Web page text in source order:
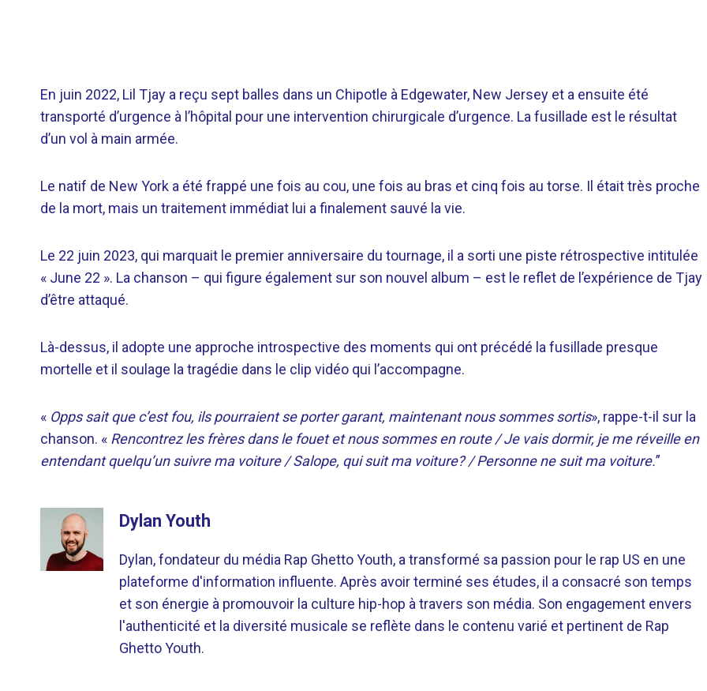
En juin 2022, Lil Tjay a reçu sept balles dans un Chipotle à Edgewater, New Jersey et a ensuite été
transporté d’urgence à l’hôpital pour une intervention chirurgicale d’urgence. La fusillade est le résultat
d’un vol à main armée.
Le natif de New York a été frappé une fois au cou, une fois au bras et cinq fois au torse. Il était très proche
de la mort, mais un traitement immédiat lui a finalement sauvé la vie.
Le 22 juin 2023, qui marquait le premier anniversaire du tournage, il a sorti une piste rétrospective intitulée
« June 22 ». La chanson – qui figure également sur son nouvel album – est le reflet de l’expérience de Tjay
d’être attaqué.
Là-dessus, il adopte une approche introspective des moments qui ont précédé la fusillade presque
mortelle et il soulage la tragédie dans le clip vidéo qui l’accompagne.
« Opps sait que c’est fou, ils pourraient se porter garant, maintenant nous sommes sortis», rappe-t-il sur la
chanson. « Rencontrez les frères dans le fouet et nous sommes en route / Je vais dormir, je me réveille en
entendant quelqu’un suivre ma voiture / Salope, qui suit ma voiture? / Personne ne suit ma voiture.”
Dylan Youth
Dylan, fondateur du média Rap Ghetto Youth, a transformé sa passion pour le rap US en une
plateforme d'information influente. Après avoir terminé ses études, il a consacré son temps
et son énergie à promouvoir la culture hip-hop à travers son média. Son engagement envers
l'authenticité et la diversité musicale se reflète dans le contenu varié et pertinent de Rap
Ghetto Youth.